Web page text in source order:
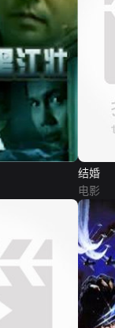
结婚
电影